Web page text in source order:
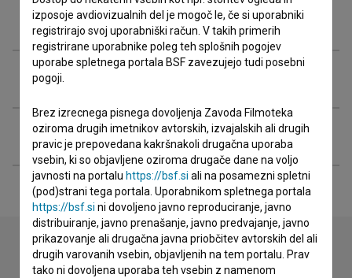
Nagrade in nominacije
Arhivski posnetki
Razširjeni podatki
izposoje avdiovizualnih del je mogoč le, če si uporabniki
registrirajo svoj uporabniški račun. V takih primerih
registrirane uporabnike poleg teh splošnih pogojev
uporabe spletnega portala BSF zavezujejo tudi posebni
pogoji.
Brez izrecnega pisnega dovoljenja Zavoda Filmoteka
oziroma drugih imetnikov avtorskih, izvajalskih ali drugih
pravic je prepovedana kakršnakoli drugačna uporaba
vsebin, ki so objavljene oziroma drugače dane na voljo
javnosti na portalu https://bsf.si ali na posamezni spletni
(pod)strani tega portala. Uporabnikom spletnega portala
https://bsf.si ni dovoljeno javno reproduciranje, javno
distribuiranje, javno prenašanje, javno predvajanje, javno
prikazovanje ali drugačna javna priobčitev avtorskih del ali
drugih varovanih vsebin, objavljenih na tem portalu. Prav
tako ni dovoljena uporaba teh vsebin z namenom